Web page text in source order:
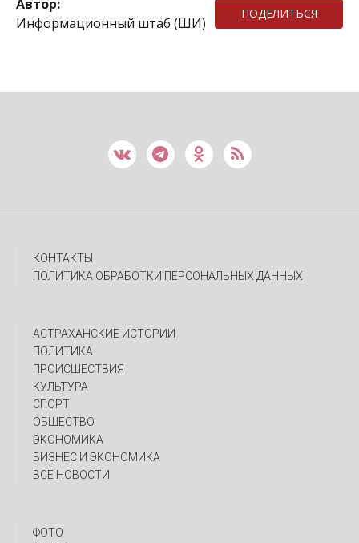
Автор:
Информационный штаб (ШИ)
ПОДЕЛИТЬСЯ
КОНТАКТЫ
ПОЛИТИКА ОБРАБОТКИ ПЕРСОНАЛЬНЫХ ДАННЫХ
АСТРАХАНСКИЕ ИСТОРИИ
ПОЛИТИКА
ПРОИСШЕСТВИЯ
КУЛЬТУРА
СПОРТ
ОБЩЕСТВО
ЭКОНОМИКА
БИЗНЕС И ЭКОНОМИКА
ВСЕ НОВОСТИ
ФОТО